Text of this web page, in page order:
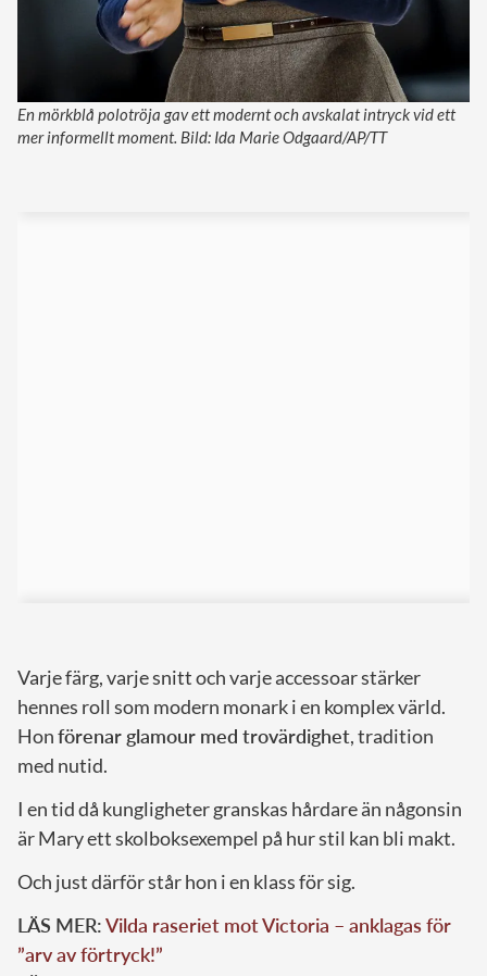
En mörkblå polotröja gav ett modernt och avskalat intryck vid ett
mer informellt moment. Bild: Ida Marie Odgaard/AP/TT
Varje färg, varje snitt och varje accessoar stärker
hennes roll som modern monark i en komplex värld.
Honförenar glamour med trovärdighet, tradition
med nutid.
I en tid då kungligheter granskas hårdare än någonsin
är Mary ett skolboksexempel på hur stil kan bli makt.
Och just därför står hon i en klass för sig.
LÄS MER:Vilda raseriet mot Victoria – anklagas för
”arv av förtryck!”